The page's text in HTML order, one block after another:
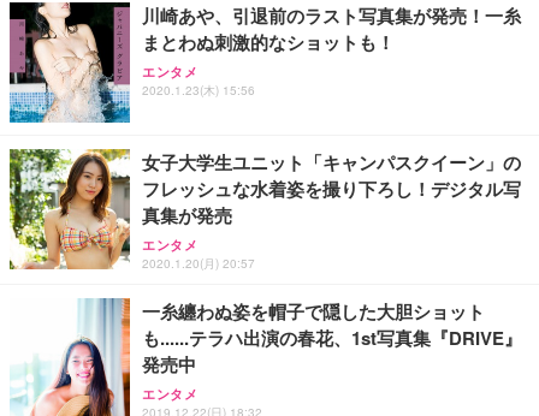
川崎あや、引退前のラスト写真集が発売！一糸
まとわぬ刺激的なショットも！
エンタメ
2020.1.23(木) 15:56
女子大学生ユニット「キャンパスクイーン」の
フレッシュな水着姿を撮り下ろし！デジタル写
真集が発売
エンタメ
2020.1.20(月) 20:57
一糸纏わぬ姿を帽子で隠した大胆ショット
も......テラハ出演の春花、1st写真集『DRIVE』
発売中
エンタメ
2019.12.22(日) 18:32